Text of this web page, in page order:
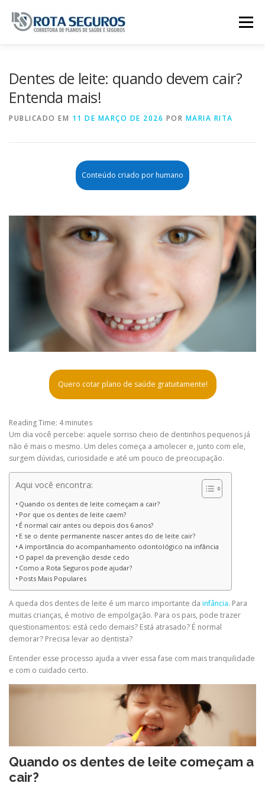
Menu
Dentes de leite: quando devem cair?
Entenda mais!
PUBLICADO EM 11 DE MARÇO DE 2026 POR MARIA RITA
Conteúdo criado por humano
Quero cotar plano de saúde gratuitamente!
Reading Time: 4 minutes
Um dia você percebe: aquele sorriso cheio de dentinhos pequenos já
não é mais o mesmo. Um deles começa a amolecer e, junto com ele,
surgem dúvidas, curiosidade e até um pouco de preocupação.
Aqui você encontra:
Quando os dentes de leite começam a cair?
Por que os dentes de leite caem?
É normal cair antes ou depois dos 6 anos?
E se o dente permanente nascer antes do de leite cair?
A importância do acompanhamento odontológico na infância
O papel da prevenção desde cedo
Como a Rota Seguros pode ajudar?
Posts Mais Populares
A queda dos dentes de leite é um marco importante da infância. Para
muitas crianças, é motivo de empolgação. Para os pais, pode trazer
questionamentos: está cedo demais? Está atrasado? É normal
demorar? Precisa levar ao dentista?
Entender esse processo ajuda a viver essa fase com mais tranquilidade
e com o cuidado certo.
Quando os dentes de leite começam a
cair?